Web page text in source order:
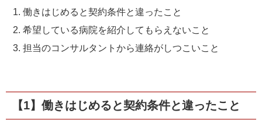
働きはじめると契約条件と違ったこと
希望している病院を紹介してもらえないこと
担当のコンサルタントから連絡がしつこいこと
【1】働きはじめると契約条件と違ったこと